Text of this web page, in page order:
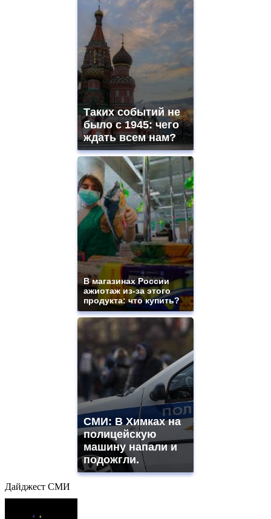
Таких событий не
было с 1945: чего
ждать всем нам?
В магазинах России
ажиотаж из-за этого
продукта: что купить?
СМИ: В Химках на
полицейскую
машину напали и
подожгли.
Дайджест СМИ